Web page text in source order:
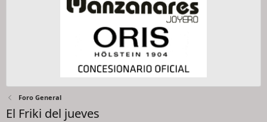
Foro General
El Friki del jueves